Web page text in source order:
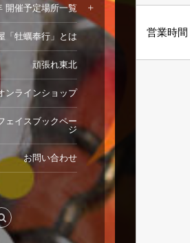
開催予定場所一覧
「牡蠣奉行」とは
頑張れ東北
ンラインショップ
イスブックペー
ジ
お問い合わせ
営業時間